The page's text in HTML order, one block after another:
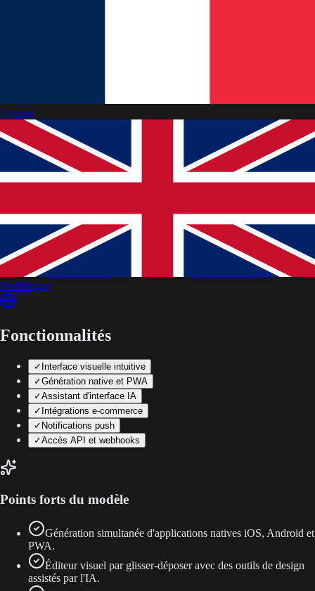
Anglais
Multilingue
Fonctionnalités
✓ Interface visuelle intuitive
✓Génération native et PWA
✓Assistant d'interface IA
✓ Intégrations e-commerce
✓ Notifications push
✓Accès API et webhooks
Points forts du modèle
Génération simultanée d'applications natives iOS, Android et
PWA.
Éditeur visuel par glisser-déposer avec des outils de design
assistés par l'IA.